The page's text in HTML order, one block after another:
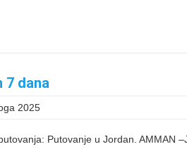
7 dana
2025
Putovanje u Jordan. AMMAN